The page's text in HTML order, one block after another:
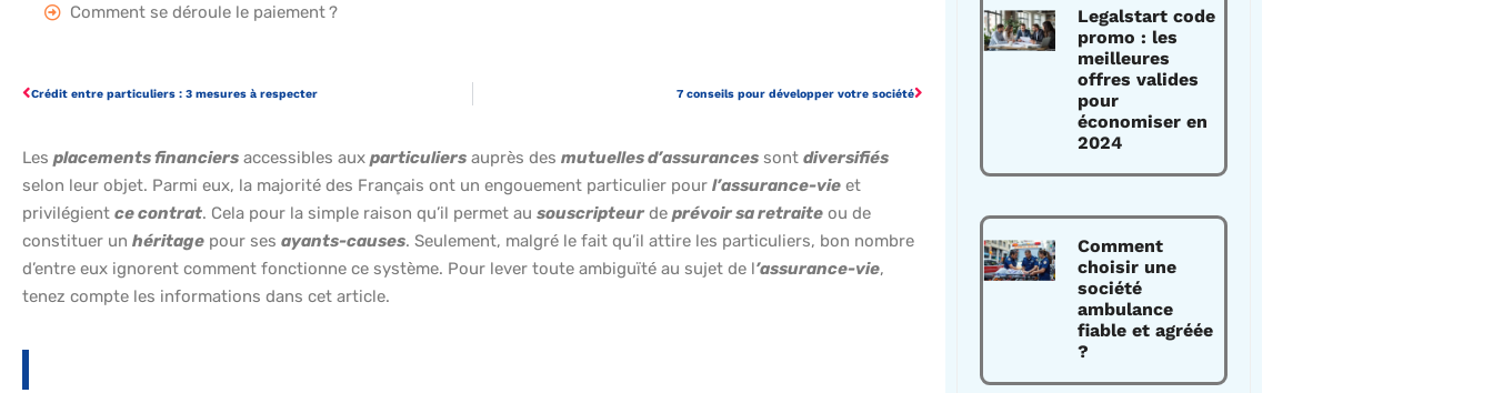
Comment se déroule le paiement ?
Crédit entre particuliers : 3 mesures à respecter 7 conseils pour développer votre société
Les placements financiers accessibles aux particuliers auprès des mutuelles d’assurances sont diversifiés
selon leur objet. Parmi eux, la majorité des Français ont un engouement particulier pour l’assurance-vie et
privilégient ce contrat. Cela pour la simple raison qu’il permet au souscripteur de prévoir sa retraite ou de
constituer un héritage pour ses ayants-causes. Seulement, malgré le fait qu’il attire les particuliers, bon nombre
d’entre eux ignorent comment fonctionne ce système. Pour lever toute ambiguïté au sujet de l’assurance-vie,
tenez compte les informations dans cet article.
Legalstart code
promo : les
meilleures
offres valides
pour
économiser en
2024
Comment
choisir une
société
ambulance
fiable et agréée
?